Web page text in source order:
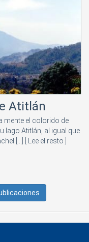
Atitlán
mente el colorido de
lago Atitlán, al igual que
[...]
[ Lee el resto ]